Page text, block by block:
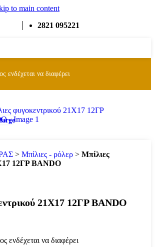
to main content
2821 095221
ενδέχεται να διαφέρει
> Μπίλιες - ρόλερ > Μπίλιες
12ΓΡ BANDO
21Χ17 12ΓΡ BANDO
ενδέχεται να διαφέρει